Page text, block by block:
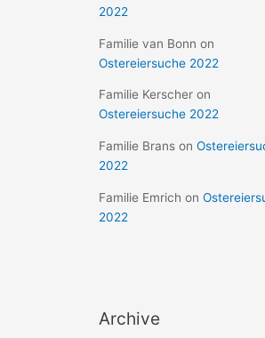
2022
Familie van Bonn on
Ostereiersuche 2022
Familie Kerscher on
Ostereiersuche 2022
Familie Brans on
2022
Familie Emrich on
2022
Archive